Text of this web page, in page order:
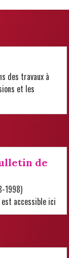
des travaux à
et les
de
1998)
accessible ici